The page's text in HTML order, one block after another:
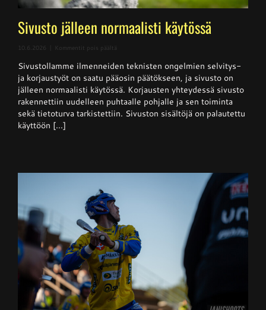
Sivusto jälleen normaalisti käytössä
10.6.2026 Kommentit pois päältä
jälleen
normaalisti
käytössä
Sivustollamme ilmenneiden teknisten ongelmien selvitys-
ja korjaustyöt on saatu pääosin päätökseen, ja sivusto on
jälleen normaalisti käytössä. Korjausten yhteydessä sivusto
rakennettiin uudelleen puhtaalle pohjalle ja sen toiminta
sekä tietoturva tarkistettiin. Sivuston sisältöjä on palautettu
käyttöön [...]